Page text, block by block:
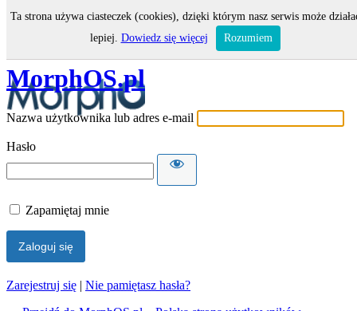
Zaloguj się
MorphOS.pl
Nazwa użytkownika lub adres e-mail
Hasło
Zapamiętaj mnie
Zarejestruj się | Nie pamiętasz hasła?
Ta strona używa ciasteczek (cookies), dzięki którym nasz serwis może
lepiej. Dowiedz się więcej Rozumiem